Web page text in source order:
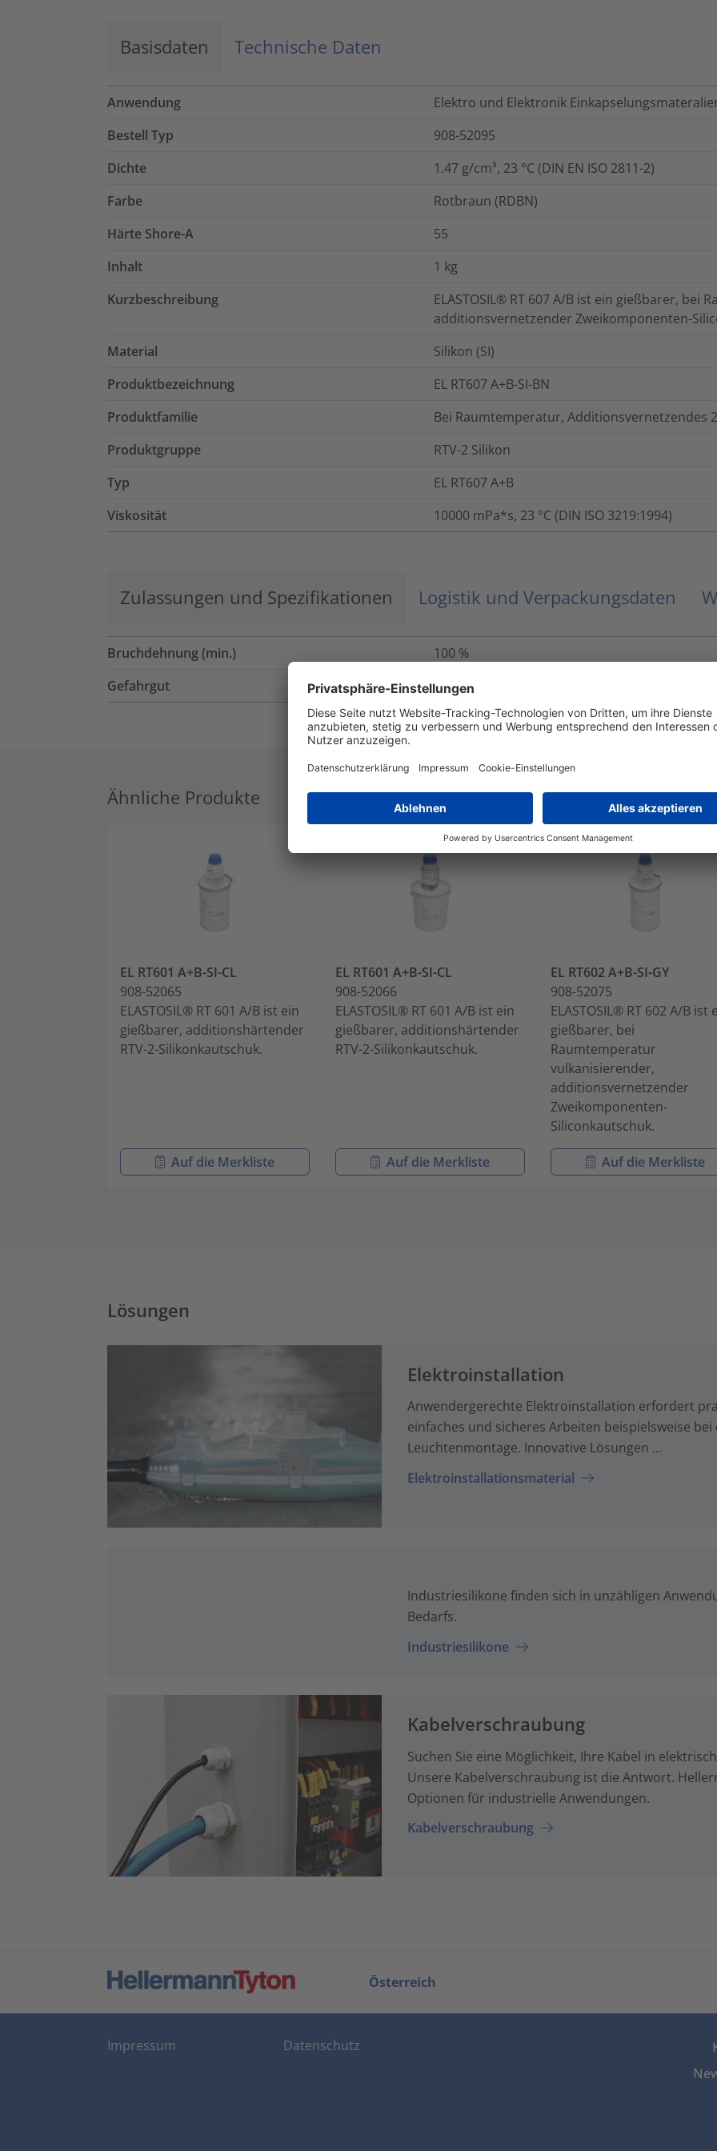
Basisdaten Technische Daten
Anwendung
Elektro und Elektronik
Bestell Typ
908-52095
Dichte
1.47 g/cm³, 23 °C (DIN EN ISO 2811-2)
Farbe
Rotbraun (RDBN)
Härte Shore-A
55
Inhalt
1 kg
Kurzbeschreibung
ELASTOSIL® RT 607 A/B ist ein gießbarer, bei
additionsvernetzender Zweikomponenten-
Material
Silikon (SI)
Produktbezeichnung
EL RT607 A+B-SI-BN
Produktfamilie
Bei Raumtemperatur, Additionsvernetzendes
Produktgruppe
RTV-2 Silikon
Typ
EL RT607 A+B
Viskosität
10000 mPa*s, 23 °C (DIN ISO 3219:1994)
Zulassungen und Spezifikationen Logistik und Verpackungsdaten
Bruchdehnung (min.) 100 %
Gefahrgut
Nein
Ähnliche Produkte
EL RT601 A+B-SI-CL
908-52065
ELASTOSIL® RT 601 A/B ist ein
gießbarer, additionshärtender
RTV-2-Silikonkautschuk.
Auf die Merkliste
EL RT601 A+B-SI-CL
908-52066
ELASTOSIL® RT 601 A/B ist ein
gießbarer, additionshärtender
RTV-2-Silikonkautschuk.
Auf die Merkliste
EL RT602 A+B-SI-GY
908-52075
ELASTOSIL® RT 602 A/B ist
gießbarer, bei
Raumtemperatur
vulkanisierender,
additionsvernetzender
Zweikomponenten-
Siliconkautschuk.
Auf die Merkliste
Lösungen
Elektroinstallation
Anwendergerechte Elektroinstallation erfordert
einfaches und sicheres Arbeiten beispielsweise
Leuchtenmontage. Innovative Lösungen ...
Elektroinstallationsmaterial
Industriesilikone finden sich in unzähligen
Bedarfs.
Industriesilikone
Kabelverschraubung
Suchen Sie eine Möglichkeit, Ihre Kabel in
Unsere Kabelverschraubung ist die Antwort.
Optionen für industrielle Anwendungen.
Kabelverschraubung
Österreich
Impressum Datenschutz